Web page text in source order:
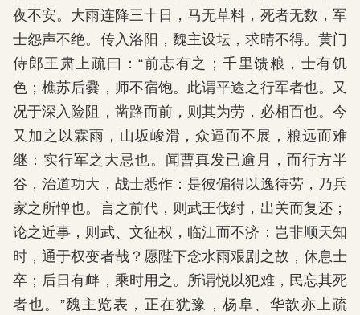
夜不安。大雨连降三十日，马无草料，死者无数，军
士怨声不绝。传入洛阳，魏主设坛，求晴不得。黄门
侍郎王肃上疏曰：“前志有之；千里馈粮，士有饥
色；樵苏后爨，师不宿饱。此谓平途之行军者也。又
况于深入险阻，凿路而前，则其为劳，必相百也。今
又加之以霖雨，山坂峻滑，众逼而不展，粮远而难
继：实行军之大忌也。闻曹真发已逾月，而行方半
谷，治道功大，战士悉作：是彼偏得以逸待劳，乃兵
家之所惮也。言之前代，则武王伐纣，出关而复还；
论之近事，则武、文征权，临江而不济：岂非顺天知
时，通于权变者哉？愿陛下念水雨艰剧之故，休息士
卒；后日有衅，乘时用之。所谓悦以犯难，民忘其死
者也。”魏主览表，正在犹豫，杨阜、华歆亦上疏